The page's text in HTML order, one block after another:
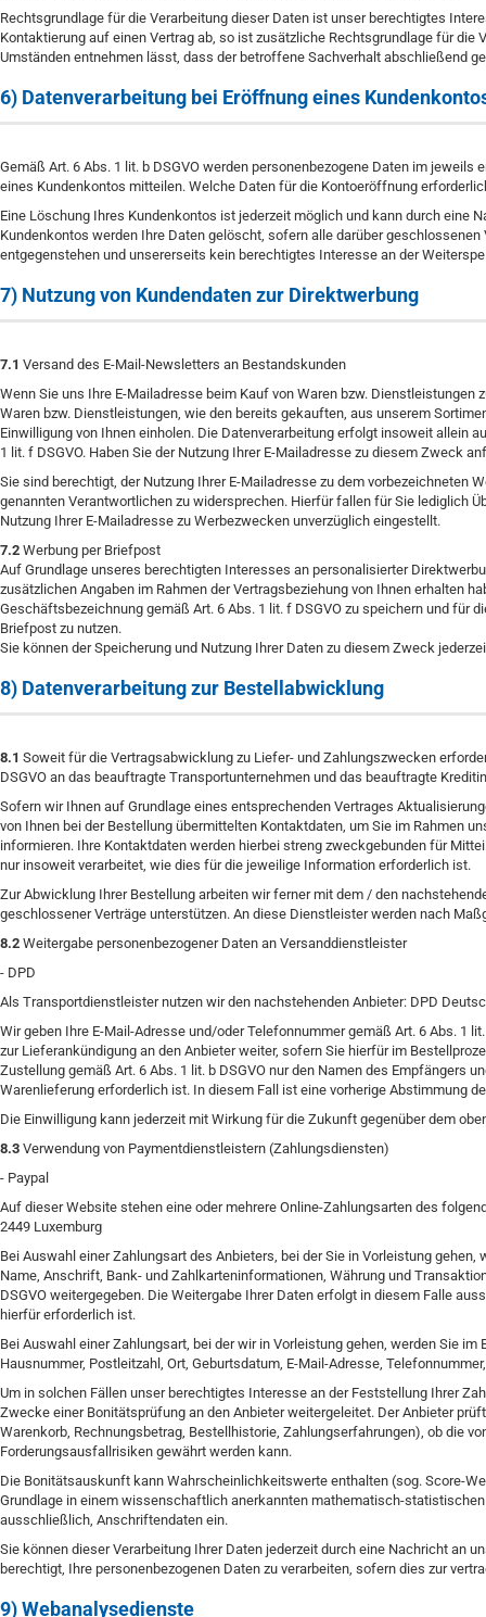
Rechtsgrundlage für die Verarbeitung dieser Daten ist unser berechtigtes
Kontaktierung auf einen Vertrag ab, so ist zusätzliche Rechtsgrundlage für die
Umständen entnehmen lässt, dass der betroffene Sachverhalt abschließend
6) Datenverarbeitung bei Eröffnung eines
Gemäß Art. 6 Abs. 1 lit. b DSGVO werden personenbezogene Daten im
eines Kundenkontos mitteilen. Welche Daten für die Kontoeröffnung
Eine Löschung Ihres Kundenkontos ist jederzeit möglich und kann durch eine
Kundenkontos werden Ihre Daten gelöscht, sofern alle darüber
entgegenstehen und unsererseits kein berechtigtes Interesse an der
7) Nutzung von Kundendaten zur Direktwerbung
7.1 Versand des E-Mail-Newsletters an Bestandskunden
Wenn Sie uns Ihre E-Mailadresse beim Kauf von Waren bzw.
Waren bzw. Dienstleistungen, wie den bereits gekauften, aus unserem
Einwilligung von Ihnen einholen. Die Datenverarbeitung erfolgt insoweit allein
1 lit. f DSGVO. Haben Sie der Nutzung Ihrer E-Mailadresse zu diesem Zweck
Sie sind berechtigt, der Nutzung Ihrer E-Mailadresse zu dem vorbezeichneten
genannten Verantwortlichen zu widersprechen. Hierfür fallen für Sie lediglich
Nutzung Ihrer E-Mailadresse zu Werbezwecken unverzüglich eingestellt.
7.2 Werbung per Briefpost
Auf Grundlage unseres berechtigten Interesses an personalisierter
zusätzlichen Angaben im Rahmen der Vertragsbeziehung von Ihnen erhalten
Geschäftsbezeichnung gemäß Art. 6 Abs. 1 lit. f DSGVO zu speichern und für
Briefpost zu nutzen.
Sie können der Speicherung und Nutzung Ihrer Daten zu diesem Zweck
8) Datenverarbeitung zur Bestellabwicklung
8.1 Soweit für die Vertragsabwicklung zu Liefer- und Zahlungszwecken
DSGVO an das beauftragte Transportunternehmen und das beauftragte
Sofern wir Ihnen auf Grundlage eines entsprechenden Vertrages
von Ihnen bei der Bestellung übermittelten Kontaktdaten, um Sie im Rahmen
informieren. Ihre Kontaktdaten werden hierbei streng zweckgebunden für
nur insoweit verarbeitet, wie dies für die jeweilige Information erforderlich ist.
Zur Abwicklung Ihrer Bestellung arbeiten wir ferner mit dem / den
geschlossener Verträge unterstützen. An diese Dienstleister werden nach
8.2 Weitergabe personenbezogener Daten an Versanddienstleister
- DPD
Als Transportdienstleister nutzen wir den nachstehenden Anbieter: DPD
Wir geben Ihre E-Mail-Adresse und/oder Telefonnummer gemäß Art. 6 Abs. 1
zur Lieferankündigung an den Anbieter weiter, sofern Sie hierfür im
Zustellung gemäß Art. 6 Abs. 1 lit. b DSGVO nur den Namen des Empfängers
Warenlieferung erforderlich ist. In diesem Fall ist eine vorherige Abstimmung
Die Einwilligung kann jederzeit mit Wirkung für die Zukunft gegenüber dem
8.3 Verwendung von Paymentdienstleistern (Zahlungsdiensten)
- Paypal
Auf dieser Website stehen eine oder mehrere Online-Zahlungsarten des
2449 Luxemburg
Bei Auswahl einer Zahlungsart des Anbieters, bei der Sie in Vorleistung
Name, Anschrift, Bank- und Zahlkarteninformationen, Währung und
DSGVO weitergegeben. Die Weitergabe Ihrer Daten erfolgt in diesem Falle
hierfür erforderlich ist.
Bei Auswahl einer Zahlungsart, bei der wir in Vorleistung gehen, werden Sie
Hausnummer, Postleitzahl, Ort, Geburtsdatum, E-Mail-Adresse,
Um in solchen Fällen unser berechtigtes Interesse an der Feststellung Ihrer
Zwecke einer Bonitätsprüfung an den Anbieter weitergeleitet. Der Anbieter
Warenkorb, Rechnungsbetrag, Bestellhistorie, Zahlungserfahrungen), ob die
Forderungsausfallrisiken gewährt werden kann.
Die Bonitätsauskunft kann Wahrscheinlichkeitswerte enthalten (sog. Score-
Grundlage in einem wissenschaftlich anerkannten mathematisch-
ausschließlich, Anschriftendaten ein.
Sie können dieser Verarbeitung Ihrer Daten jederzeit durch eine Nachricht an
berechtigt, Ihre personenbezogenen Daten zu verarbeiten, sofern dies zur
9) Webanalysedienste